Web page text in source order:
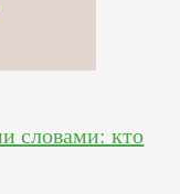
словами: кто